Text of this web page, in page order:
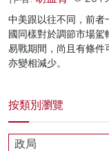
中美跟以往不同，前者
國同樣對於調節市場
易戰期間，尚且有條件
亦變相減少。
按類別瀏覽
政局